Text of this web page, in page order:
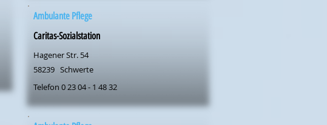
Ambulante Pflege
Caritas-Sozialstation
Hagener Str. 54
58239 Schwerte
Telefon 0 23 04 - 1 48 32